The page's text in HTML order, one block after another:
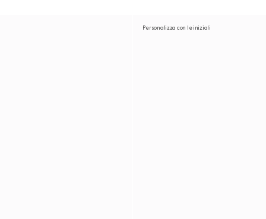
Personalizza con le iniziali